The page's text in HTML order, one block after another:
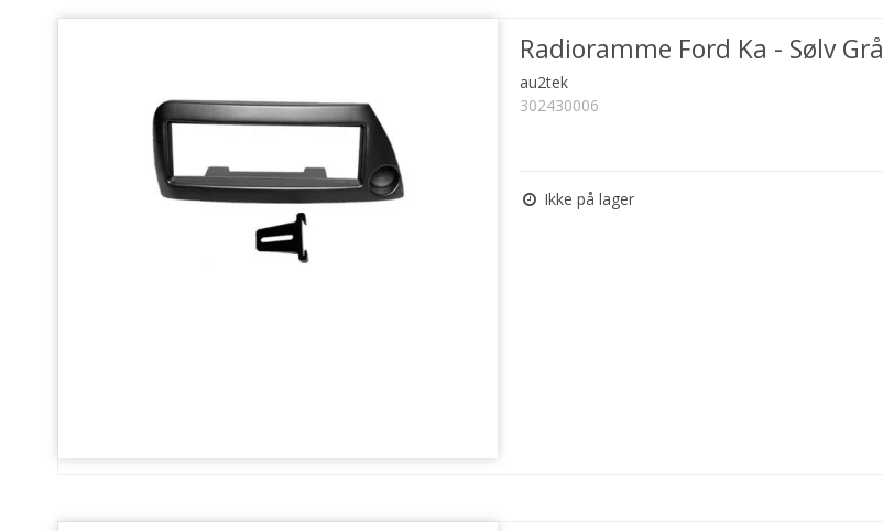
Radioramme Ford Ka - Sølv Grå
au2tek
302430006
Ikke på lager